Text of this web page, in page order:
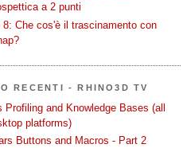
a 2 punti
8: Che cos'è il trascinamento con
RECENTI - RHINO3D TV
Profiling and Knowledge Bases (all
platforms)
Buttons and Macros - Part 2